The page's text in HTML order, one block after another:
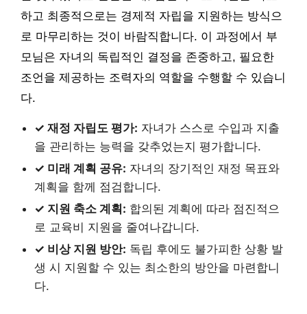
하고 최종적으로는 경제적 자립을 지원하는 방식으
로 마무리하는 것이 바람직합니다. 이 과정에서 부
모님은 자녀의 독립적인 결정을 존중하고, 필요한
조언을 제공하는 조력자의 역할을 수행할 수 있습니
다.
✓ 재정 자립도 평가: 자녀가 스스로 수입과 지출
을 관리하는 능력을 갖추었는지 평가합니다.
✓ 미래 계획 공유: 자녀의 장기적인 재정 목표와
계획을 함께 점검합니다.
✓ 지원 축소 계획: 합의된 계획에 따라 점진적으
로 교육비 지원을 줄여나갑니다.
✓ 비상 지원 방안: 독립 후에도 불가피한 상황 발
생 시 지원할 수 있는 최소한의 방안을 마련합니
다.